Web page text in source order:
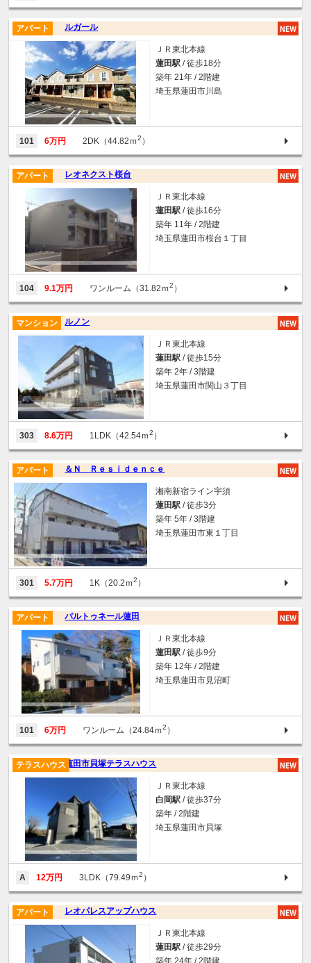
ルガール
アパート
ＪＲ東北本線
蓮田駅 / 徒歩18分
築年 21年 / 2階建
埼玉県蓮田市川島
101 6万円 2DK（44.82ｍ2 ）
レオネクスト桜台
アパート
ＪＲ東北本線
蓮田駅 / 徒歩16分
築年 11年 / 2階建
埼玉県蓮田市桜台１丁目
104 9.1万円 ワンルーム（31.82ｍ2 ）
ルノン
マンション
ＪＲ東北本線
蓮田駅 / 徒歩15分
築年 2年 / 3階建
埼玉県蓮田市関山３丁目
303 8.6万円 1LDK（42.54ｍ2 ）
＆Ｎ Ｒｅｓｉｄｅｎｃｅ
アパート
湘南新宿ライン宇須
蓮田駅 / 徒歩3分
築年 5年 / 3階建
埼玉県蓮田市東１丁目
301 5.7万円 1K（20.2ｍ2 ）
パルトゥネール蓮田
アパート
ＪＲ東北本線
蓮田駅 / 徒歩9分
築年 12年 / 2階建
埼玉県蓮田市見沼町
101 6万円 ワンルーム（24.84ｍ2 ）
蓮田市貝塚テラスハウス
テラスハウス
ＪＲ東北本線
白岡駅 / 徒歩37分
築年 / 2階建
埼玉県蓮田市貝塚
A 12万円 3LDK（79.49ｍ2 ）
レオパレスアップハウス
アパート
ＪＲ東北本線
蓮田駅 / 徒歩29分